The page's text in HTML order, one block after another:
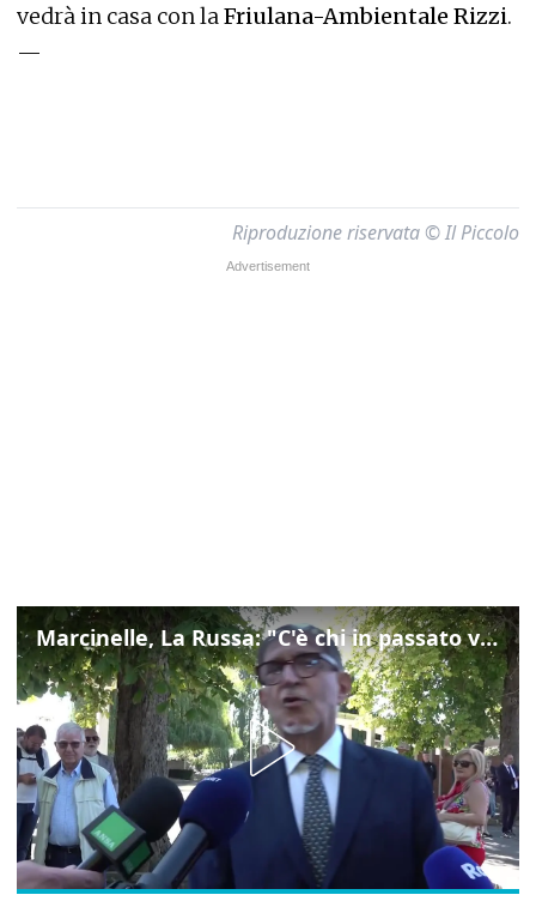
vedrà in casa con laFriulana-Ambientale Rizzi.
—
Riproduzione riservata © Il Piccolo
Marcinelle, La Russa: "C'è chi in passato voltava le spalle a Marcinelle"